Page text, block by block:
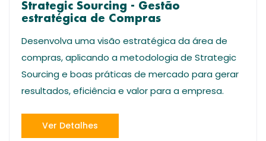
Strategic Sourcing - Gestão
estratégica de Compras
Desenvolva uma visão estratégica da área de
compras, aplicando a metodologia de Strategic
Sourcing e boas práticas de mercado para gerar
resultados, eficiência e valor para a empresa.
Ver Detalhes